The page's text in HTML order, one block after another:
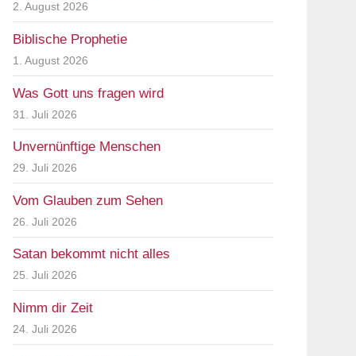
2. August 2026
Biblische Prophetie
1. August 2026
Was Gott uns fragen wird
31. Juli 2026
Unvernünftige Menschen
29. Juli 2026
Vom Glauben zum Sehen
26. Juli 2026
Satan bekommt nicht alles
25. Juli 2026
Nimm dir Zeit
24. Juli 2026